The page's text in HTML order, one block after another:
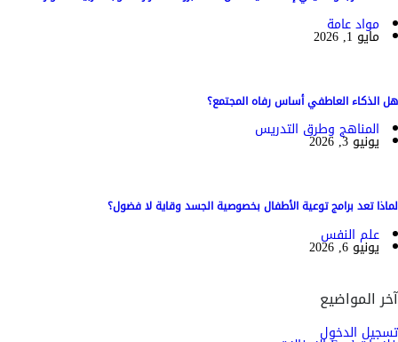
مواد عامة
مايو 1, 2026
هل الذكاء العاطفي أساس رفاه المجتمع؟
المناهج وطرق التدريس
يونيو 3, 2026
لماذا تعد برامج توعية الأطفال بخصوصية الجسد وقاية لا فضول؟
علم النفس
يونيو 6, 2026
آخر المواضيع
تسجيل الدخول